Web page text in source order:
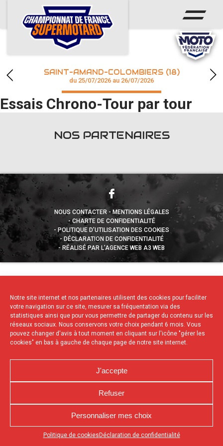
Notre site internet et nos partenaires utilisent des cookies pour faciliter
votre navigation sur ce site, mesurer sa fréquentation via des
statistiques ainsi que pour vous permettre de partager du contenu sur les
réseaux sociaux. Nous conservons votre choix pendant 6 mois. Vous
pouvez changer d'avis à tout moment en cliquant sur l'icône "gérer les
cookies" en bas à gauche de chaque page de notre site internet.
J'accepte
Refuser
Personnaliser mes choix
Politique de cookies Déclaration de confidentialité
Appuyez sur le bouton partager en bas de votre
ACCUEIL
ACTUS
CALENDRIER
CHAMPIONNAT
RÉSULTATS
SAINT-AMAND-COLOMBIERS (18)
du 25/07/2026 au 26/07/2026
Essais Chrono-Tour par tour
NOS PARTENAIRES
NOUS CONTACTER
MENTIONS LÉGALES
CHARTE DE CONFIDENTIALITÉ
POLITIQUE D’UTILISATION DES COOKIES
DÉCLARATION DE CONFIDENTIALITÉ
RÉALISÉ PAR L’AGENCE WEB A3 WEB